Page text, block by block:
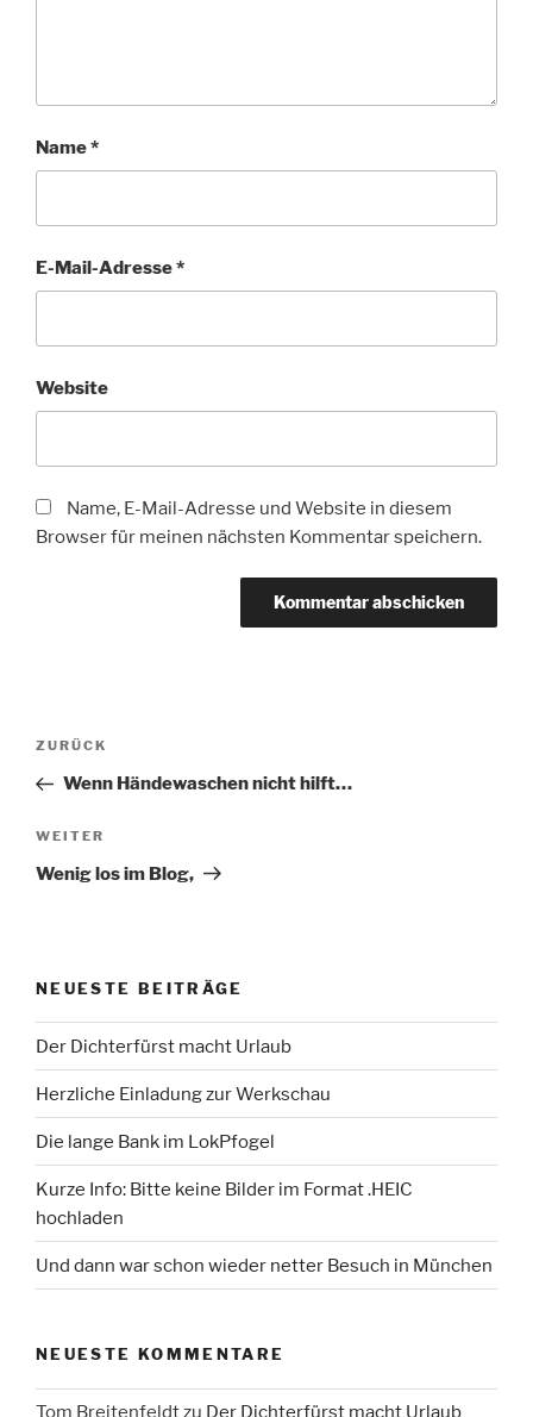
Name*
E-Mail-Adresse*
Website
Name, E-Mail-Adresse und Website in diesem
Browser für meinen nächsten Kommentar speichern.
Beitragsnavigation
Vorheriger
Beitrag
ZURÜCK
Wenn Händewaschen nicht hilft…
Nächster
Beitrag
WEITER
Wenig los im Blog,
NEUESTE BEITRÄGE
Der Dichterfürst macht Urlaub
Herzliche Einladung zur Werkschau
Die lange Bank im LokPfogel
Kurze Info: Bitte keine Bilder im Format .HEIC
hochladen
Und dann war schon wieder netter Besuch in München
NEUESTE KOMMENTARE
Tom Breitenfeldtzu Der Dichterfürst macht Urlaub